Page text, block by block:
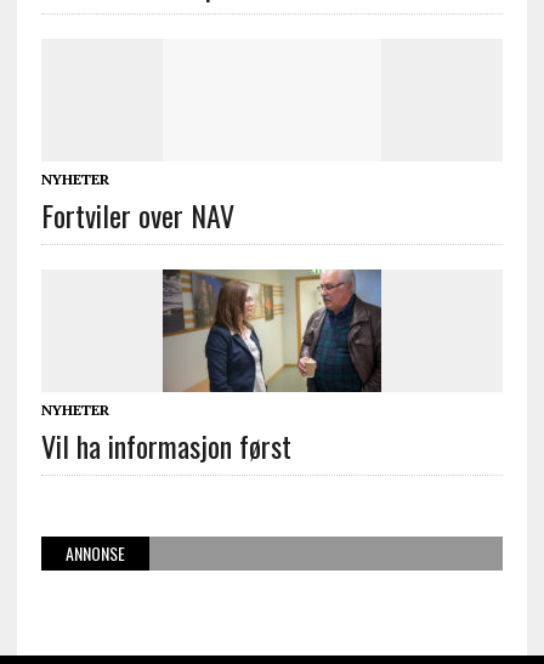
NYHETER
Fortviler over NAV
NYHETER
Vil ha informasjon først
ANNONSE